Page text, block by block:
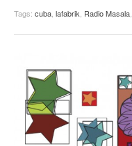
Tags: cuba, lafabrik, Radio Masala,